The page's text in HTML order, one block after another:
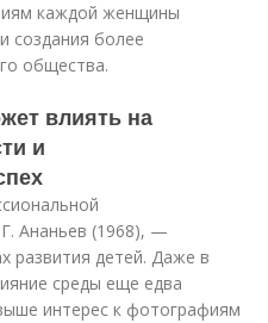
каждой женщины
создания более
общества.
влиять на
и
Анань­ев (1968), —
развития детей. Даже в
среды еще едва
интерес к фотографиям